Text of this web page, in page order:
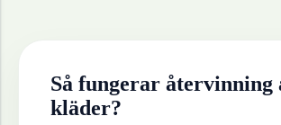
Så fungerar återvinning
kläder?